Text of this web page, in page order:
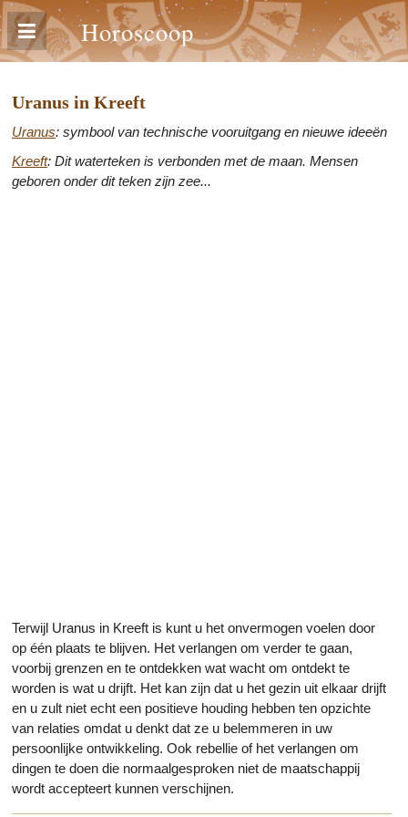
Horoscoop
Uranus in Kreeft
Uranus: symbool van technische vooruitgang en nieuwe ideeën
Kreeft: Dit waterteken is verbonden met de maan. Mensen
geboren onder dit teken zijn zee...
Terwijl Uranus in Kreeft is kunt u het onvermogen voelen door
op één plaats te blijven. Het verlangen om verder te gaan,
voorbij grenzen en te ontdekken wat wacht om ontdekt te
worden is wat u drijft. Het kan zijn dat u het gezin uit elkaar drijft
en u zult niet echt een positieve houding hebben ten opzichte
van relaties omdat u denkt dat ze u belemmeren in uw
persoonlijke ontwikkeling. Ook rebellie of het verlangen om
dingen te doen die normaalgesproken niet de maatschappij
wordt accepteert kunnen verschijnen.